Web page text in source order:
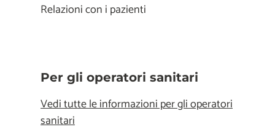
Relazioni con i pazienti
Per gli operatori sanitari
Vedi tutte le informazioni per gli operatori
sanitari